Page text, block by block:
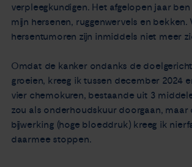
verpleegkundigen. Het afgelopen jaar
mijn hersenen, ruggenwervels en bekken.
hersentumoren zijn inmiddels niet meer
Omdat de kanker ondanks de
groeien, kreeg ik tussen december 2024
vier chemokuren, bestaande uit 3
zou als onderhoudskuur doorgaan, maar
bijwerking (hoge bloeddruk) kreeg ik
daarmee stoppen.